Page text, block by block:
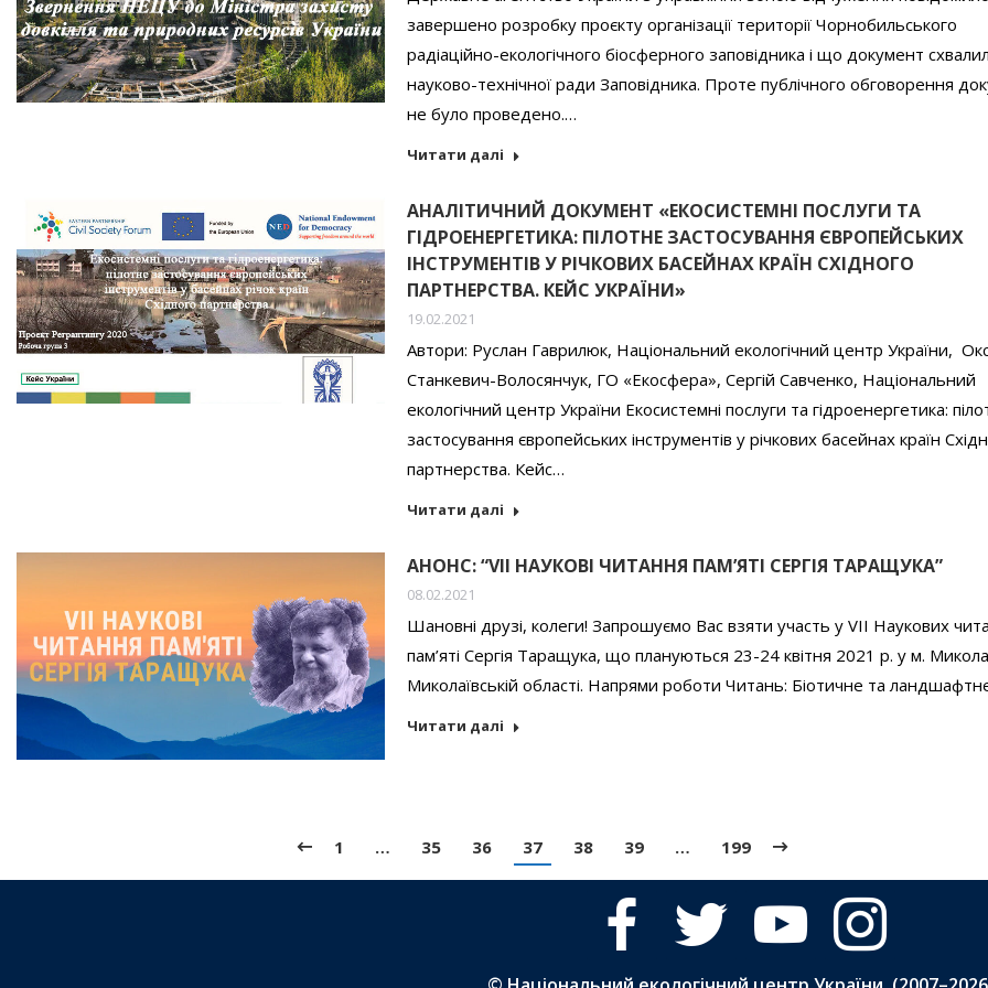
завершено розробку проєкту організації території Чорнобильського
радіаційно-екологічного біосферного заповідника і що документ
науково-технічної ради Заповідника. Проте публічного обговорення
не було проведено.…
Читати далі
АНАЛІТИЧНИЙ ДОКУМЕНТ «ЕКОСИСТЕМНІ ПОСЛУГИ ТА
ГІДРОЕНЕРГЕТИКА: ПІЛОТНЕ ЗАСТОСУВАННЯ ЄВРОПЕЙСЬКИХ
ІНСТРУМЕНТІВ У РІЧКОВИХ БАСЕЙНАХ КРАЇН СХІДНОГО
ПАРТНЕРСТВА. КЕЙС УКРАЇНИ»
19.02.2021
Автори: Руслан Гаврилюк, Національний екологічний центр України,
Станкевич-Волосянчук, ГО «Екосфера», Сергій Савченко, Національний
екологічний центр України Екосистемні послуги та гідроенергетика:
застосування європейських інструментів у річкових басейнах країн
партнерства. Кейс…
Читати далі
АНОНС: “VII НАУКОВІ ЧИТАННЯ ПАМ’ЯТІ СЕРГІЯ ТАРАЩУКА”
08.02.2021
Шановні друзі, колеги! Запрошуємо Вас взяти участь у VІІ Наукових
пам’яті Сергія Таращука, що плануються 23-24 квітня 2021 р. у м.
Миколаївській області. Напрями роботи Читань: Біотичне та
Читати далі
1 … 35 36 37 38 39 … 199
facebook twitter youtube instagram